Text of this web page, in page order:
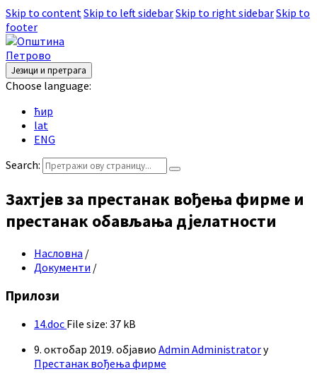
Skip to contentSkip to left sidebarSkip to right sidebarSkip to
footer
Језици и претрага
Choose language:
ћир
lat
ENG
Search:
Захтјев за престанак вођења фирме и
престанак обављања дјелатности
Насловна /
Документи /
Прилози
14.doc File size: 37 kB
9. октобар 2019. објавио Admin Administratorу
Престанак вођења фирме